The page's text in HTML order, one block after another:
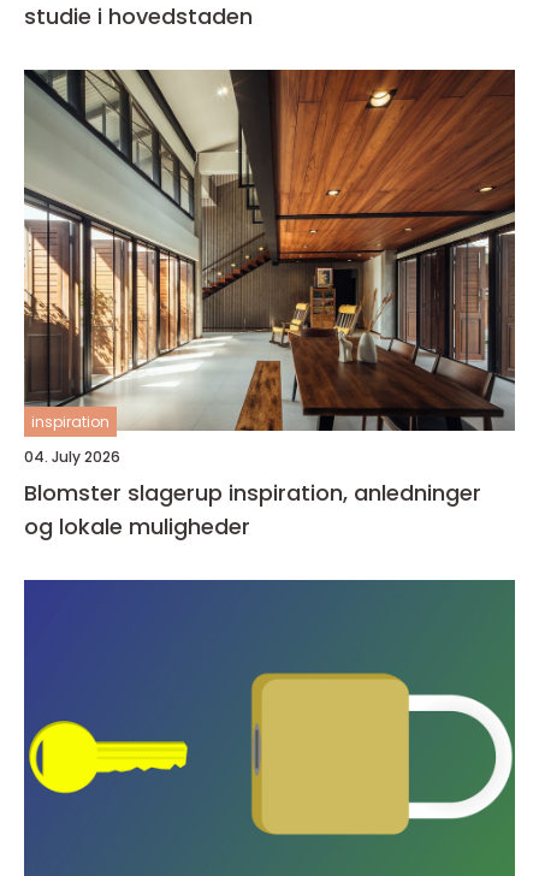
studie i hovedstaden
inspiration
04. July 2026
Blomster slagerup inspiration, anledninger
og lokale muligheder